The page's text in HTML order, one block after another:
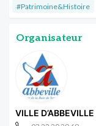
#Patrimoine&Histoire
Organisateur
VILLE